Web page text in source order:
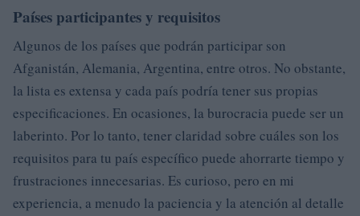
Países participantes y requisitos
Algunos de los países que podrán participar son
Afganistán, Alemania, Argentina, entre otros. No obstante,
la lista es extensa y cada país podría tener sus propias
especificaciones. En ocasiones, la burocracia puede ser un
laberinto. Por lo tanto, tener claridad sobre cuáles son los
requisitos para tu país específico puede ahorrarte tiempo y
frustraciones innecesarias. Es curioso, pero en mi
experiencia, a menudo la paciencia y la atención al detalle